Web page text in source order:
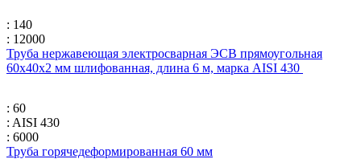
: 140
: 12000
Труба нержавеющая электросварная ЭСВ прямоугольная
60х40х2 мм шлифованная, длина 6 м, марка AISI 430
: 60
: AISI 430
: 6000
Труба горячедеформированная 60 мм